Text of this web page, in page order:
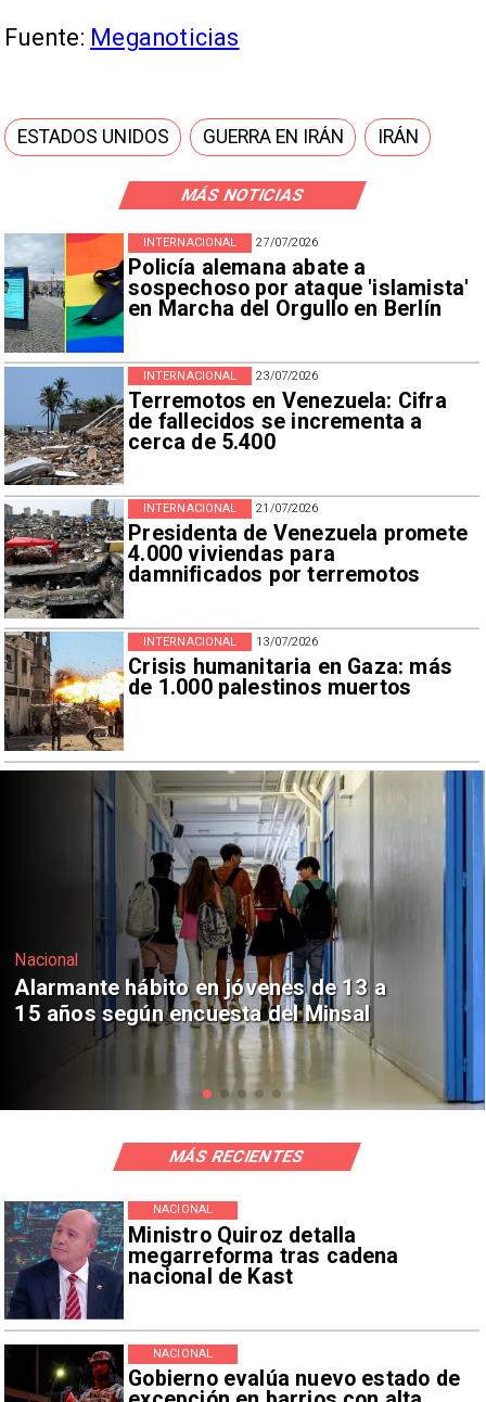
MÁS NOTICIAS
27/07/2026
Policía alemana abate a
sospechoso por ataque 'islamista'
en Marcha del Orgullo en Berlín
INTERNACIONAL
23/07/2026
Terremotos en Venezuela: Cifra
de fallecidos se incrementa a
cerca de 5.400
INTERNACIONAL
21/07/2026
Presidenta de Venezuela promete
4.000 viviendas para
damnificados por terremotos
INTERNACIONAL
13/07/2026
Crisis humanitaria en Gaza: más
de 1.000 palestinos muertos
INTERNACIONAL
Fuente: Meganoticias
ESTADOS UNIDOS GUERRA EN IRÁN IRÁN
Regiones
Aprueban creación del Parque
Sebastián Piñera con inversión de $4
mil millones
Ministro Quiroz detalla
megarreforma tras cadena
nacional de Kast
NACIONAL
Gobierno evalúa nuevo estado de
NACIONAL
MÁS RECIENTES